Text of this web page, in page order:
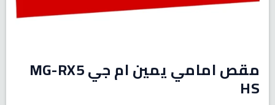
مقص امامي يمين ام جي MG-RX5
HS